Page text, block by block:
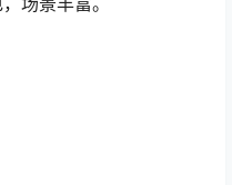
场景丰富。